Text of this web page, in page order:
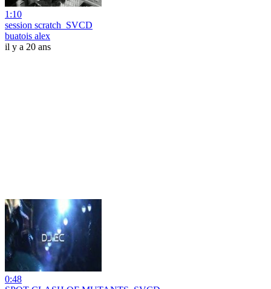
1:10
session scratch_SVCD
buatois alex
il y a 20 ans
0:48